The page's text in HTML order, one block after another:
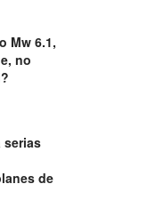
Mw 6.1,
no
serias
de